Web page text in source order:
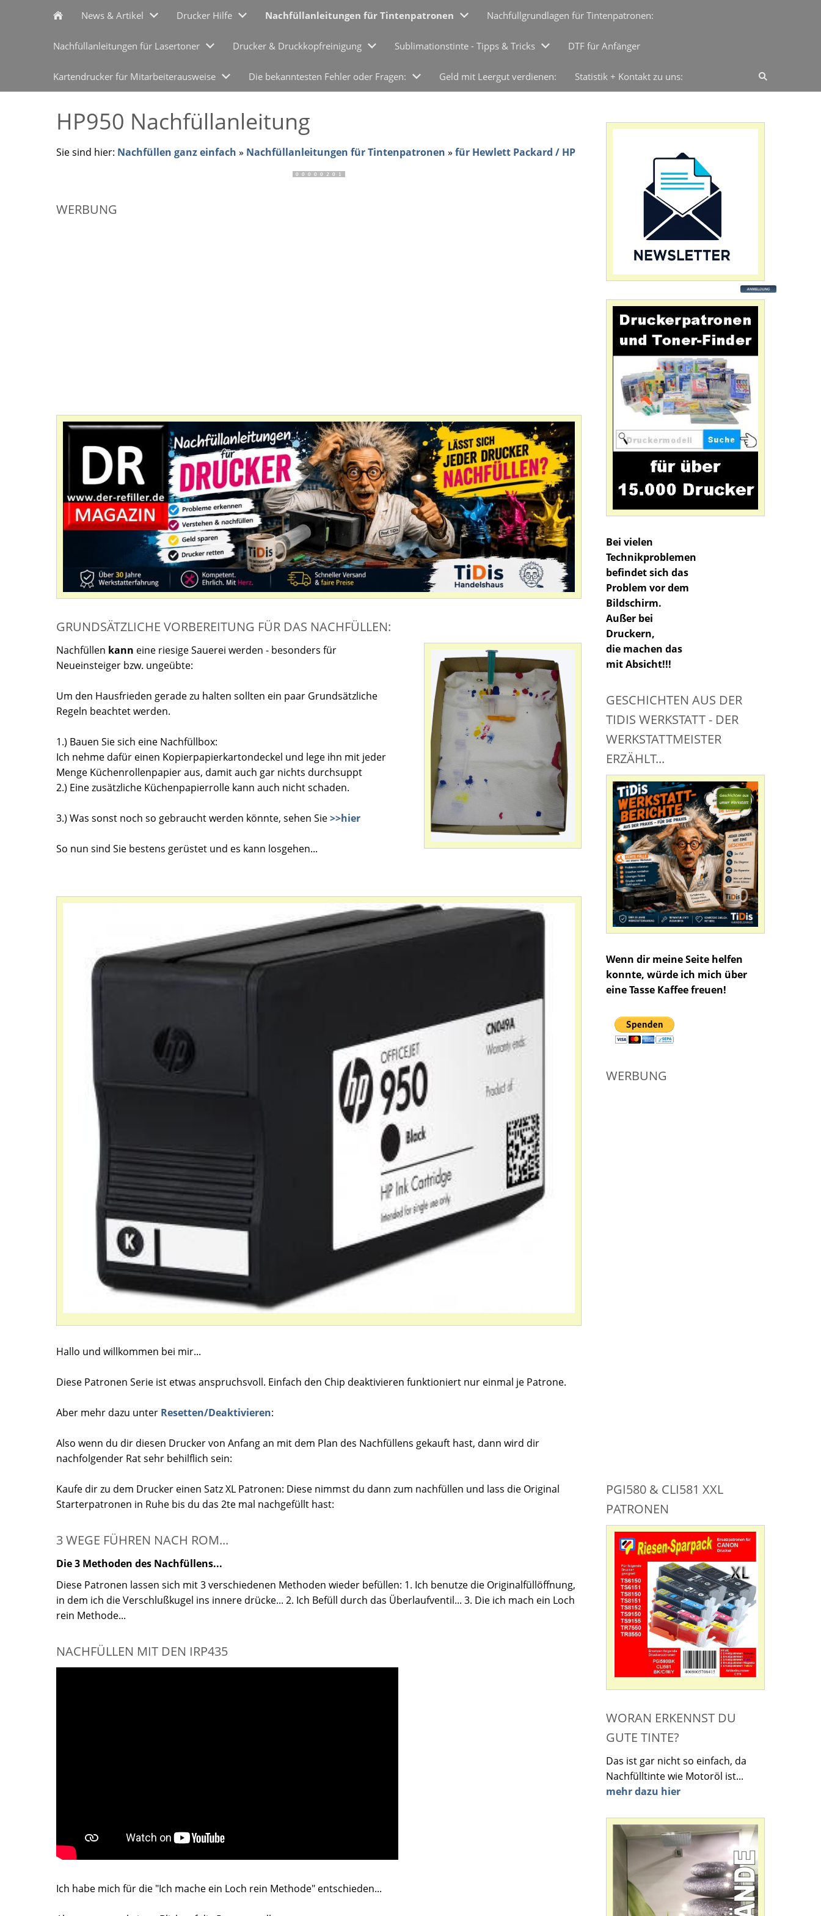
News & Artikel Drucker Hilfe Nachfüllanleitungen für Tintenpatronen Nachfüllgrundlagen für Tintenpatronen:
Nachfüllanleitungen für Lasertoner Drucker & Druckkopfreinigung Sublimationstinte - Tipps & Tricks DTF für Anfänger
Kartendrucker für Mitarbeiterausweise Die bekanntesten Fehler oder Fragen: Geld mit Leergut verdienen: Statistik + Kontakt zu uns:
HP950 Nachfüllanleitung
Sie sind hier: Nachfüllen ganz einfach » Nachfüllanleitungen für Tintenpatronen » für Hewlett Packard / HP
WERBUNG
GRUNDSÄTZLICHE VORBEREITUNG FÜR DAS NACHFÜLLEN:
Nachfüllen kann eine riesige Sauerei werden - besonders für
Neueinsteiger bzw. ungeübte:
Um den Hausfrieden gerade zu halten sollten ein paar Grundsätzliche
Regeln beachtet werden.
1.) Bauen Sie sich eine Nachfüllbox:
Ich nehme dafür einen Kopierpapierkartondeckel und lege ihn mit jeder
Menge Küchenrollenpapier aus, damit auch gar nichts durchsuppt
2.) Eine zusätzliche Küchenpapierrolle kann auch nicht schaden.
3.) Was sonst noch so gebraucht werden könnte, sehen Sie>>hier
So nun sind Sie bestens gerüstet und es kann losgehen...
Hallo und willkommen bei mir...
Diese Patronen Serie ist etwas anspruchsvoll. Einfach den Chip deaktivieren funktioniert nur einmal je Patrone.
Aber mehr dazu unter Resetten/Deaktivieren:
Also wenn du dir diesen Drucker von Anfang an mit dem Plan des Nachfüllens gekauft hast, dann wird dir
nachfolgender Rat sehr behilflich sein:
Kaufe dir zu dem Drucker einen Satz XL Patronen: Diese nimmst du dann zum nachfüllen und lass die Original
Starterpatronen in Ruhe bis du das 2te mal nachgefüllt hast:
3 WEGE FÜHREN NACH ROM...
Die 3 Methoden des Nachfüllens...
Diese Patronen lassen sich mit 3 verschiedenen Methoden wieder befüllen: 1. Ich benutze die Originalfüllöffnung,
in dem ich die Verschlußkugel ins innere drücke... 2. Ich Befüll durch das Überlaufventil... 3. Die ich mach ein Loch
rein Methode...
NACHFÜLLEN MIT DEN IRP435
Ich habe mich für die "Ich mache ein Loch rein Methode" entschieden...
Bei vielen
Technikproblemen
befindet sich das
Problem vor dem
Bildschirm.
Außer bei
Druckern,
die machen das
mit Absicht!!!
GESCHICHTEN AUS DER
TIDIS WERKSTATT - DER
WERKSTATTMEISTER
ERZÄHLT...
Wenn dir meine Seite helfen
konnte, würde ich mich über
eine Tasse Kaffee freuen!
WERBUNG
PGI580 & CLI581 XXL
PATRONEN
WORAN ERKENNST DU
GUTE TINTE?
Das ist gar nicht so einfach, da
Nachfülltinte wie Motoröl ist...
mehr dazu hier